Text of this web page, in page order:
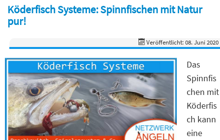
Köderfisch Systeme: Spinnfischen mit Natur
pur!
Veröffentlicht: 08. Juni 2020
Das
Spinnfis
chen mit
Köderfis
ch kann
eine